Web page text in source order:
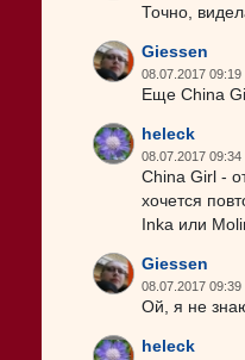
Точно,
Giessen
08.07.2017 09:19
Еще China
heleck
08.07.2017 09:34
China Girl -
хочется
Inka или
Giessen
08.07.2017 09:39
Ой, я не
heleck